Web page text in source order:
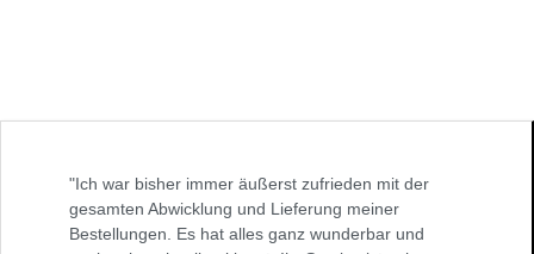
"Ich war bisher immer äußerst zufrieden mit der
gesamten Abwicklung und Lieferung meiner
Bestellungen. Es hat alles ganz wunderbar und